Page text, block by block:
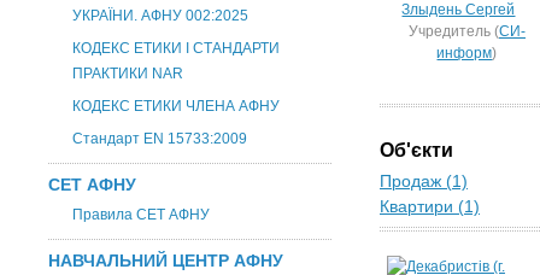
УКРАЇНИ. АФНУ 002:2025
КОДЕКС ЕТИКИ І СТАНДАРТИ
ПРАКТИКИ NAR
КОДЕКС ЕТИКИ ЧЛЕНА АФНУ
Стандарт EN 15733:2009
СЕТ АФНУ
Правила СЕТ АФНУ
НАВЧАЛЬНИЙ ЦЕНТР АФНУ
Злыдень Сергей
Учредитель (СИ-
информ)
Об'єкти
Продаж (1)
Квартири (1)